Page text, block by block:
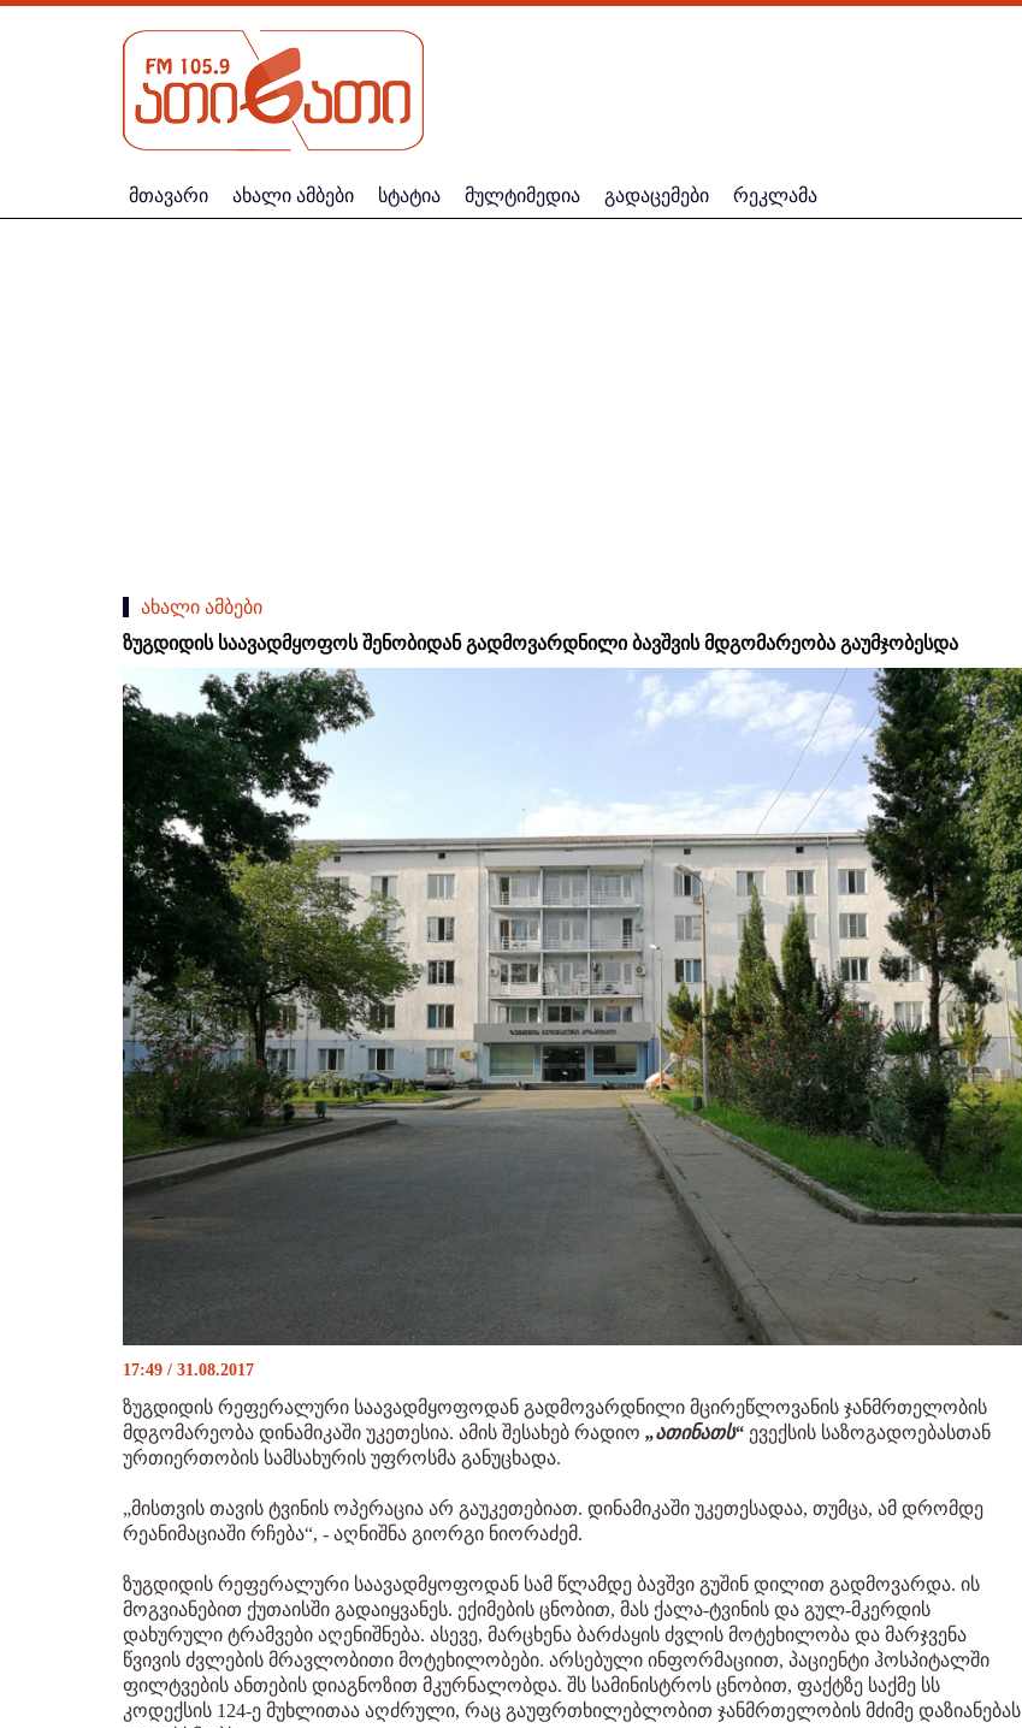
მთავარი ახალი ამბები სტატია მულტიმედია გადაცემები რეკლამა
ახალი ამბები
ზუგდიდის საავადმყოფოს შენობიდან გადმოვარდნილი ბავშვის მდგომარეობა გაუმჯობესდა
17:49 / 31.08.2017
ზუგდიდის რეფერალური საავადმყოფოდან გადმოვარდნილი მცირეწლოვანის ჯანმრთელობის
მდგომარეობა დინამიკაში უკეთესია. ამის შესახებ რადიო „ათინათს“ ევექსის საზოგადოებასთან
ურთიერთობის სამსახურის უფროსმა განუცხადა.
„მისთვის თავის ტვინის ოპერაცია არ გაუკეთებიათ. დინამიკაში უკეთესადაა, თუმცა, ამ დრომდე
რეანიმაციაში რჩება“, - აღნიშნა გიორგი ნიორაძემ.
ზუგდიდის რეფერალური საავადმყოფოდან სამ წლამდე ბავშვი გუშინ დილით გადმოვარდა. ის
მოგვიანებით ქუთაისში გადაიყვანეს. ექიმების ცნობით, მას ქალა-ტვინის და გულ-მკერდის
დახურული ტრამვები აღენიშნება. ასევე, მარცხენა ბარძაყის ძვლის მოტეხილობა და მარჯვენა
წვივის ძვლების მრავლობითი მოტეხილობები. არსებული ინფორმაციით, პაციენტი ჰოსპიტალში
ფილტვების ანთების დიაგნოზით მკურნალობდა. შს სამინისტროს ცნობით, ფაქტზე საქმე სს
კოდექსის 124-ე მუხლითაა აღძრული, რაც გაუფრთხილებლობით ჯანმრთელობის მძიმე დაზიანებას